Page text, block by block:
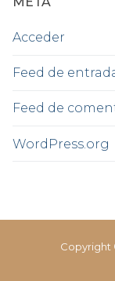
Acceder
Feed de
Feed de
WordPress.org
Copyright